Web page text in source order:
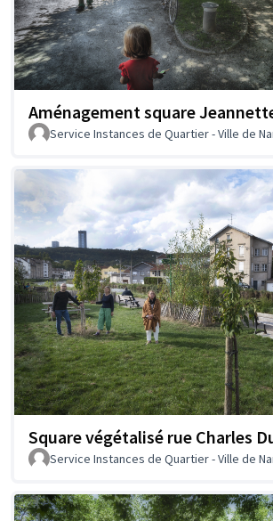
Aménagement square
Service Instances de Quartier - Ville de
Square végétalisé rue Charles
Service Instances de Quartier - Ville de